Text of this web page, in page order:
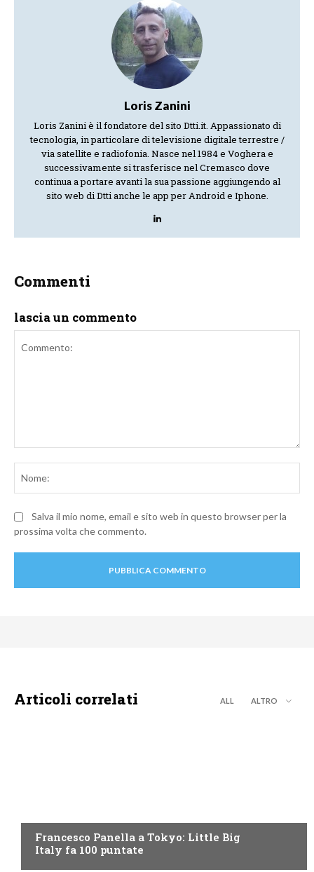
Loris Zanini
Loris Zanini è il fondatore del sito Dtti.it. Appassionato di
tecnologia, in particolare di televisione digitale terrestre /
via satellite e radiofonia. Nasce nel 1984 e Voghera e
successivamente si trasferisce nel Cremasco dove
continua a portare avanti la sua passione aggiungendo al
sito web di Dtti anche le app per Android e Iphone.
Commenti
lascia un commento
Salva il mio nome, email e sito web in questo browser per la
prossima volta che commento.
Articoli correlati ALL ALTRO
Francesco Panella a Tokyo: Little Big
Italy fa 100 puntate